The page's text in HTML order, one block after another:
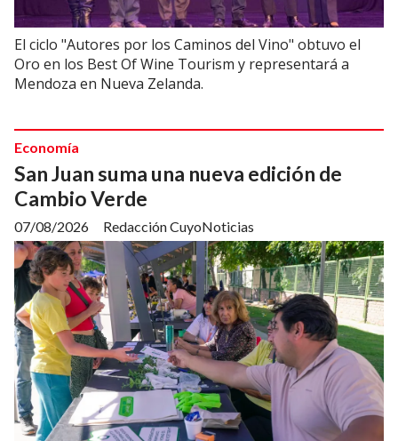
El ciclo "Autores por los Caminos del Vino" obtuvo el
Oro en los Best Of Wine Tourism y representará a
Mendoza en Nueva Zelanda.
San Juan suma una nueva edición de
Cambio Verde
Redacción CuyoNoticias
Economía
07/08/2026